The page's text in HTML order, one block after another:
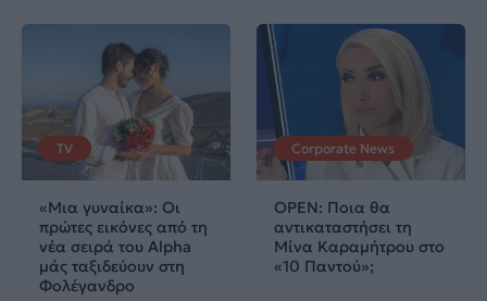
TV
«Μια γυναίκα»: Οι
πρώτες εικόνες από τη
νέα σειρά του Alpha
μάς ταξιδεύουν στη
Φολέγανδρο
Corporate News
OPEN: Ποια θα
αντικαταστήσει τη
Μίνα Καραμήτρου στο
«10 Παντού»;